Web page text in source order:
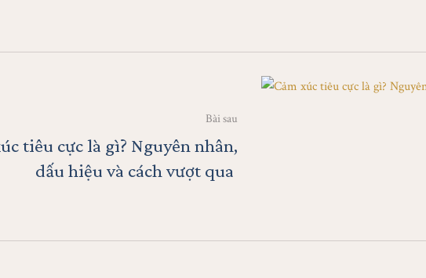
Bài sau
tiêu cực là gì? Nguyên nhân,
dấu hiệu và cách vượt qua